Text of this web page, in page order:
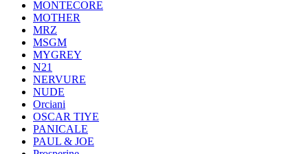
MONTECORE
MOTHER
MRZ
MSGM
MYGREY
N21
NERVURE
NUDE
Orciani
OSCAR TIYE
PANICALE
PAUL & JOE